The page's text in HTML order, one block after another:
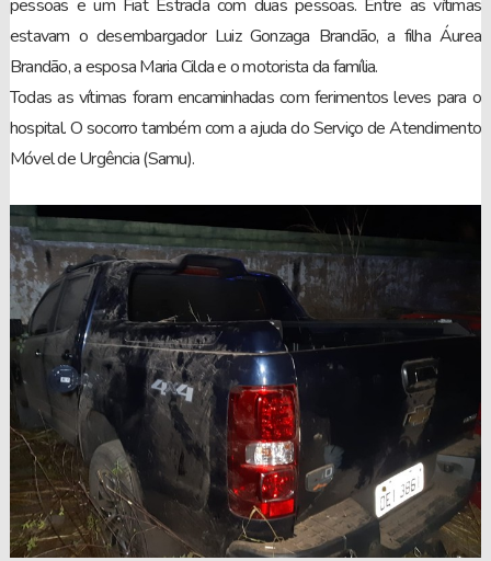
pessoas e um Fiat Estrada com duas pessoas. Entre as vítimas
estavam o desembargador Luiz Gonzaga Brandão, a filha Áurea
Brandão, a esposa Maria Cilda e o motorista da família.
Todas as vítimas foram encaminhadas com ferimentos leves para o
hospital. O socorro também com a ajuda do Serviço de Atendimento
Móvel de Urgência (Samu).